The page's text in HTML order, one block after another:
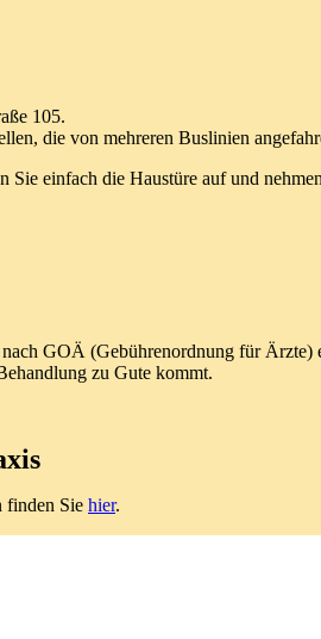
105.
die von mehreren Buslinien
einfach die Haustüre auf und
GOÄ (Gebührenordnung für
zu Gute kommt.
finden Sie hier.